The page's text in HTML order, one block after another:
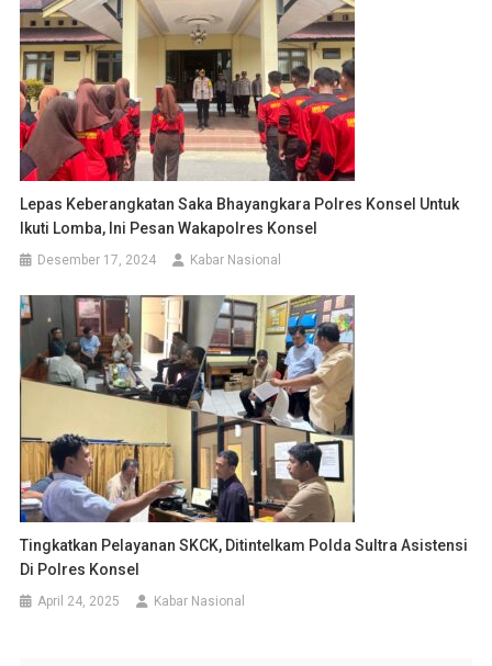
Lepas Keberangkatan Saka Bhayangkara Polres Konsel Untuk
Ikuti Lomba, Ini Pesan Wakapolres Konsel
Desember 17, 2024 Kabar Nasional
Tingkatkan Pelayanan SKCK, Ditintelkam Polda Sultra Asistensi
Di Polres Konsel
April 24, 2025 Kabar Nasional